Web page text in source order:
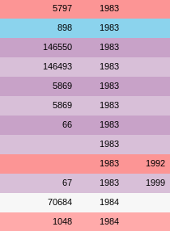
5797 1983
898 1983
146550 1983
146493 1983
5869 1983
5869 1983
66 1983
1983
1983 1992
67 1983 1999
70684 1984
1048 1984